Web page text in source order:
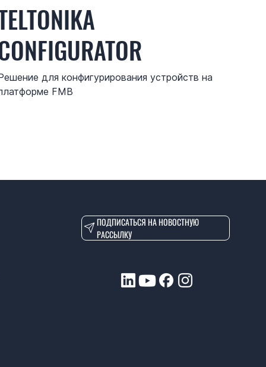
для конфигурирования устройств на
FMB
ПОДПИСАТЬСЯ НА НОВОСТНУЮ
РАССЫЛКУ